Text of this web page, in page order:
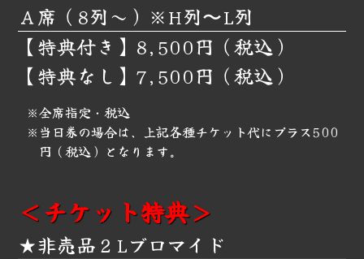
Ａ席（8列～）※H列〜L列
【特典付き】8,500円（税込）
【特典なし】7,500円（税込）
※全席指定・税込
※当日券の場合は、上記各種チケット代にプラス500
円（税込）となります。
＜チケット特典＞
★非売品２Lブロマイド